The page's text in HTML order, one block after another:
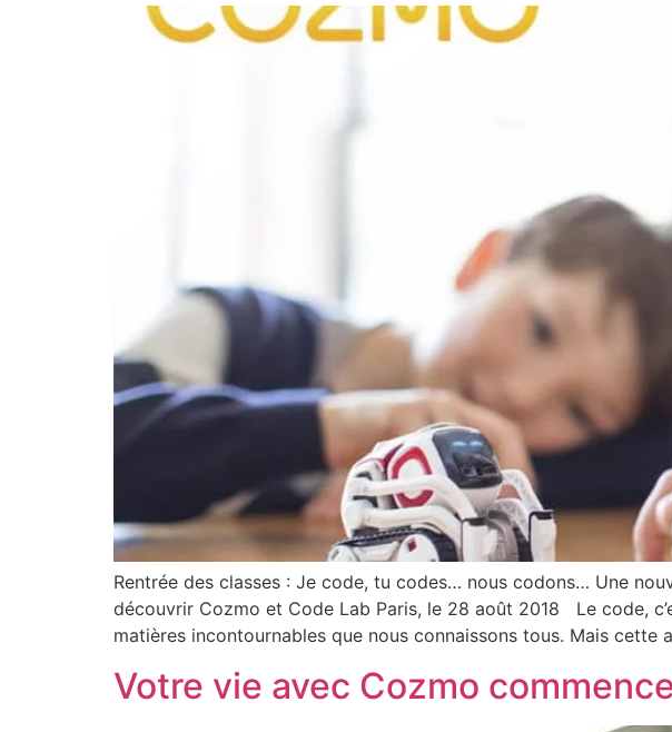
Rentrée des classes : Je code, tu codes… nous codons… Une
découvrir Cozmo et Code Lab Paris, le 28 août 2018 Le code,
matières incontournables que nous connaissons tous. Mais cette
Votre vie avec Cozmo